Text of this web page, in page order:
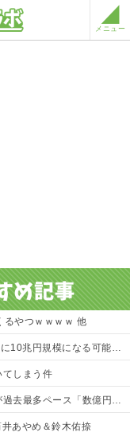
メニュー
るやつｗｗｗｗ 他
兆円規模になる可能性」
てしまう件
ース「数億円かけても爆ﾀﾋ」
あやめ＆鈴木佑捺